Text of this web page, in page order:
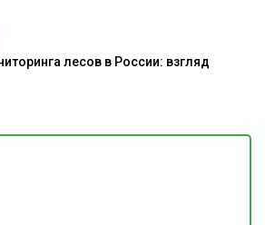
лесов в России: взгляд